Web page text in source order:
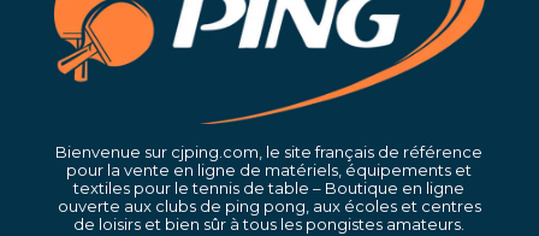
Bienvenue sur cjping.com, le site français de référence
pour la vente en ligne de matériels, équipements et
textiles pour le tennis de table – Boutique en ligne
ouverte aux clubs de ping pong, aux écoles et centres
de loisirs et bien sûr à tous les pongistes amateurs.